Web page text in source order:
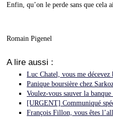
Enfin, qu’on le perde sans que cela
Romain Pigenel
A lire aussi :
Luc Chatel, vous me décevez
Panique boursière chez
Voulez-vous sauver la
[URGENT] Communiqué
François Fillon, vous êtes